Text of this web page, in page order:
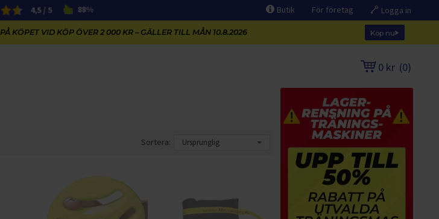
4,5 / 5 88% Butik För företag Logga in
PÅ KÖPET VID KÖP ÖVER 2 000 KR – GÄLLER TILL MÅN 10.8.2026 Köp nu
0 kr (0)
Sortera: